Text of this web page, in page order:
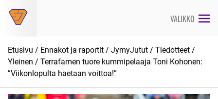
suoraan
VALIKKO
Etusivu / Ennakot ja raportit / JymyJutut / Tiedotteet /
Yleinen / Terrafamen tuore kummipelaaja Toni Kohonen:
”Viikonlopulta haetaan voittoa!”